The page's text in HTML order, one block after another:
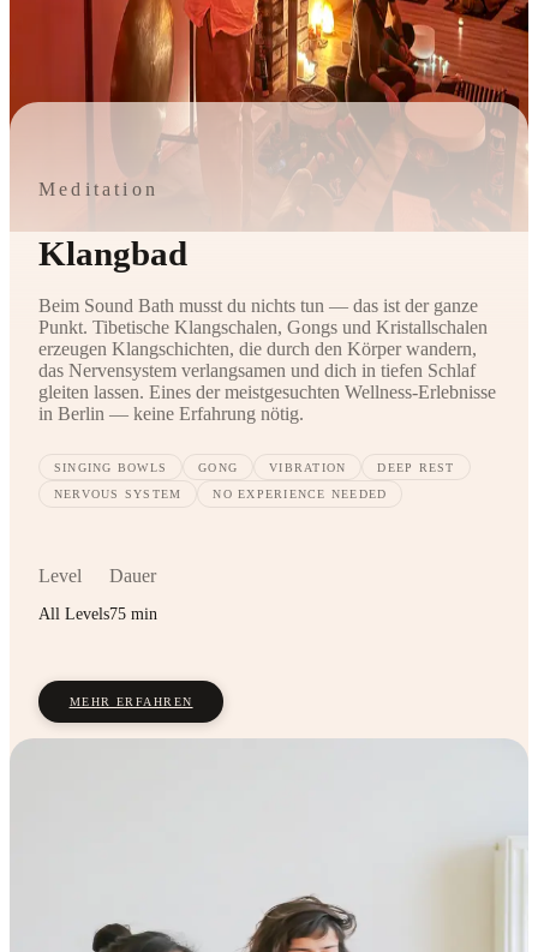
Meditation
Klangbad
Beim Sound Bath musst du nichts tun — das ist der ganze
Punkt. Tibetische Klangschalen, Gongs und Kristallschalen
erzeugen Klangschichten, die durch den Körper wandern,
das Nervensystem verlangsamen und dich in tiefen Schlaf
gleiten lassen. Eines der meistgesuchten Wellness-Erlebnisse
in Berlin — keine Erfahrung nötig.
SINGING BOWLS GONG VIBRATION DEEP REST
NERVOUS SYSTEM NO EXPERIENCE NEEDED
Level
All Levels
Dauer
75 min
MEHR ERFAHREN